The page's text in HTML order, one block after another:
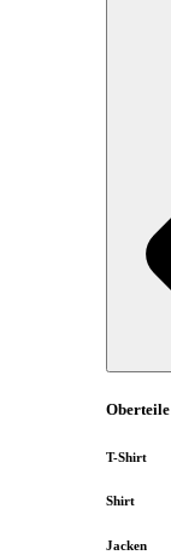
Oberteile
T-Shirt
Shirt
Jacken